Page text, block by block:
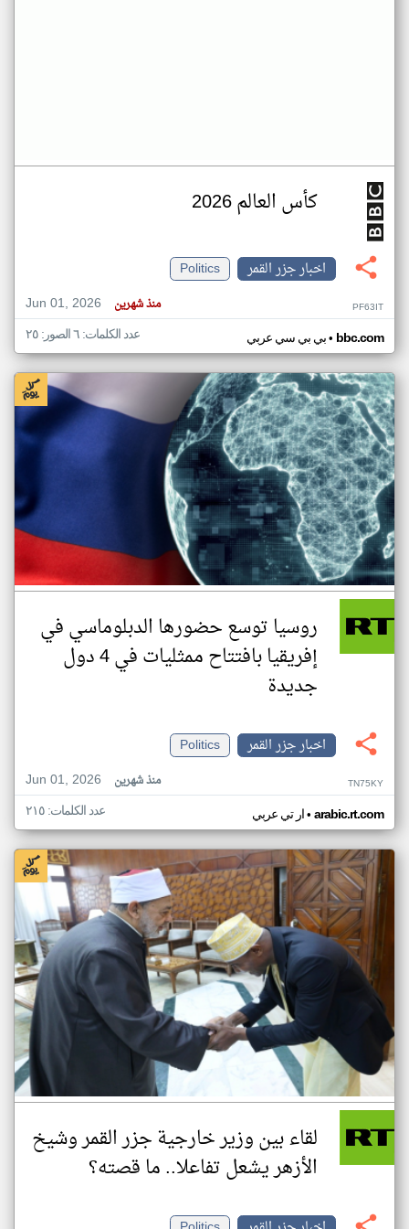
كأس العالم 2026
اخبار جزر القمر
Politics
Jun 01, 2026
منذ شهرين PF63IT
بي بي سي عربي• bbc.com عدد الكلمات: ٦ الصور: ٢٥
روسيا توسع حضورها الدبلوماسي في
إفريقيا بافتتاح ممثليات في 4 دول
جديدة
اخبار جزر القمر
Politics
Jun 01, 2026
منذ شهرين TN75KY
ار تي عربي• arabic.rt.com عدد الكلمات: ٢١٥
لقاء بين وزير خارجية جزر القمر وشيخ
الأزهر يشعل تفاعلا.. ما قصته؟